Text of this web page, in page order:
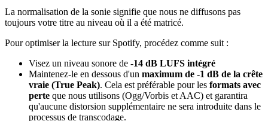
La normalisation de la sonie signifie que nous ne diffusons pas
toujours votre titre au niveau où il a été matricé.
Pour optimiser la lecture sur Spotify, procédez comme suit :
Visez un niveau sonore de -14 dB LUFS intégré
Maintenez-le en dessous d'un maximum de -1 dB de la crête
vraie (True Peak). Cela est préférable pour les formats avec
perte que nous utilisons (Ogg/Vorbis et AAC) et garantira
qu'aucune distorsion supplémentaire ne sera introduite dans le
processus de transcodage.